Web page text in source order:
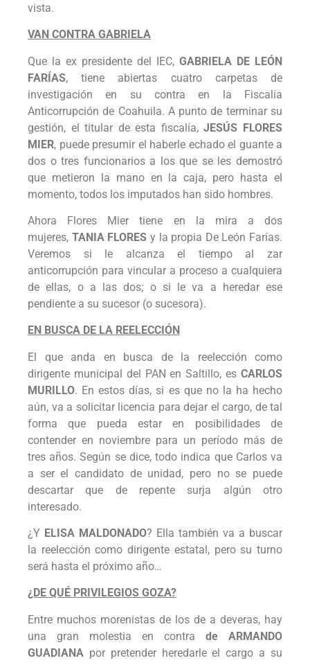
vista.
VAN CONTRA GABRIELA
Que la ex presidente del IEC, GABRIELA DE LEÓN
FARÍAS, tiene abiertas cuatro carpetas de
investigación en su contra en la Fiscalía
Anticorrupción de Coahuila. A punto de terminar su
gestión, el titular de esta fiscalía,JESÚS FLORES
MIER, puede presumir el haberle echado el guante a
dos o tres funcionarios a los que se les demostró
que metieron la mano en la caja, pero hasta el
momento, todos los imputados han sido hombres.
Ahora Flores Mier tiene en la mira a dos
mujeres, TANIA FLORES y la propia De León Farías.
Veremos si le alcanza el tiempo al zar
anticorrupción para vincular a proceso a cualquiera
de ellas, o a las dos; o si le va a heredar ese
pendiente a su sucesor (o sucesora).
EN BUSCA DE LA REELECCIÓN
El que anda en busca de la reelección como
dirigente municipal del PAN en Saltillo, es CARLOS
MURILLO. En estos días, si es que no la ha hecho
aún, va a solicitar licencia para dejar el cargo, de tal
forma que pueda estar en posibilidades de
contender en noviembre para un período más de
tres años. Según se dice, todo indica que Carlos va
a ser el candidato de unidad, pero no se puede
descartar que de repente surja algún otro
interesado.
¿Y ELISA MALDONADO? Ella también va a buscar
la reelección como dirigente estatal, pero su turno
será hasta el próximo año…
¿DE QUÉ PRIVILEGIOS GOZA?
Entre muchos morenistas de los de a deveras, hay
una gran molestia en contra de ARMANDO
GUADIANA por pretender heredarle el cargo a su